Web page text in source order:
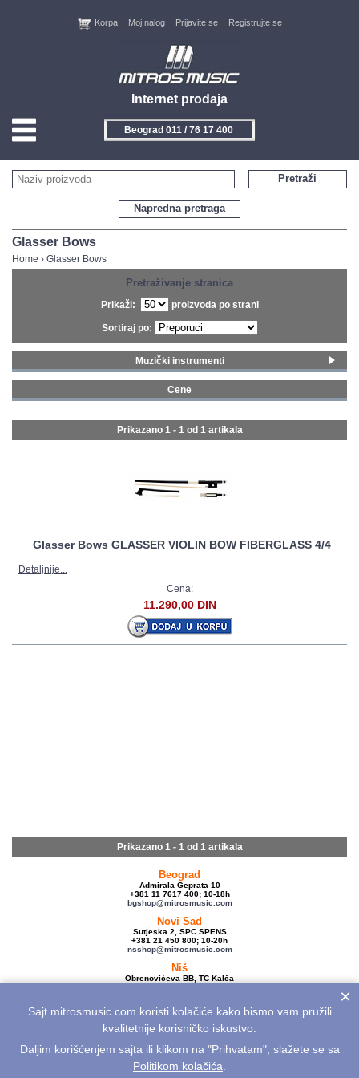
Internet prodaja
Korpa Moj nalog Prijavite se Registrujte se
Beograd 011 / 76 17 400
HOME
KONTAKT
NOVITETI
FEEDBACK
GALERIJA
Napredna pretraga
Pretraži
Glasser Bows
Home › Glasser Bows
Pretraživanje stranica
Prikaži: proizvoda po strani
Sortiraj po:
Muzički instrumenti
Klasični i tradicionalni instrumenti (1)
Cene
Prikazano 1 - 1 od 1 artikala
Glasser Bows GLASSER VIOLIN BOW FIBERGLASS 4/4
Detaljnije...
Cena:
11.290,00 DIN
Prikazano 1 - 1 od 1 artikala
Beograd
Admirala Geprata 10
+381 11 7617 400; 10-18h
bgshop@mitrosmusic.com
Novi Sad
Sutjeska 2, SPC SPENS
+381 21 450 800; 10-20h
nsshop@mitrosmusic.com
Niš
Obrenovićeva BB, TC Kalča
Veleprodaja
Admirala Geprata 10,
Beograd
info@mitrosmusic.com
×
Sajt mitrosmusic.com koristi kolačiće kako bismo vam pružili
kvalitetnije korisničko iskustvo.
Daljim korišćenjem sajta ili klikom na "Prihvatam", slažete se sa
Politikom kolačića